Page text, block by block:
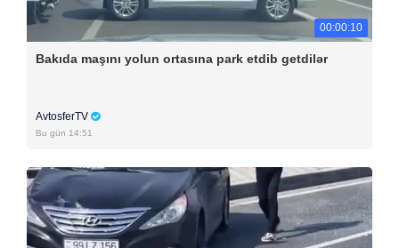
00:00:10
Bakıda maşını yolun ortasına park etdib getdilər
AvtosferTV
Bu gün 14:51